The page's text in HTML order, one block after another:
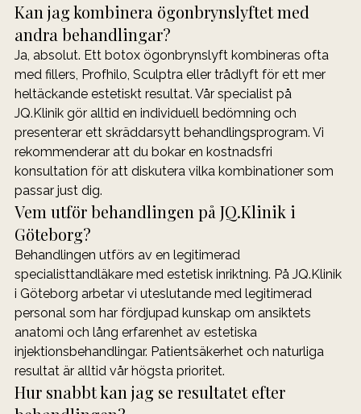
Kan jag kombinera ögonbrynslyftet med
andra behandlingar?
Ja, absolut. Ett botox ögonbrynslyft kombineras ofta
med fillers, Profhilo, Sculptra eller trådlyft för ett mer
heltäckande estetiskt resultat. Vår specialist på
JQ.Klinik gör alltid en individuell bedömning och
presenterar ett skräddarsytt behandlingsprogram. Vi
rekommenderar att du bokar en kostnadsfri
konsultation för att diskutera vilka kombinationer som
passar just dig.
Vem utför behandlingen på JQ.Klinik i
Göteborg?
Behandlingen utförs av en legitimerad
specialisttandläkare med estetisk inriktning. På JQ.Klinik
i Göteborg arbetar vi uteslutande med legitimerad
personal som har fördjupad kunskap om ansiktets
anatomi och lång erfarenhet av estetiska
injektionsbehandlingar. Patientsäkerhet och naturliga
resultat är alltid vår högsta prioritet.
Hur snabbt kan jag se resultatet efter